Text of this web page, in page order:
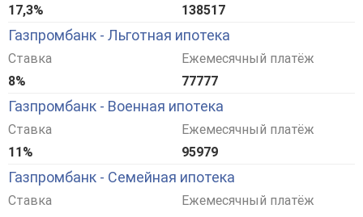
17,3%
138517
Газпромбанк - Льготная ипотека
Ставка
8%
Ежемесячный платёж
77777
Газпромбанк - Военная ипотека
Ставка
11%
Ежемесячный платёж
95979
Газпромбанк - Семейная ипотека
Ставка
Ежемесячный платёж